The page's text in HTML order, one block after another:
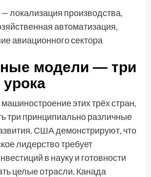
локализация производства,
автоматизация,
авиационного сектора
модели — три
этих трёх стран,
три принципиально различные
США демонстрируют, что
лидерство требует
в науку и готовности
целые отрасли. Канада